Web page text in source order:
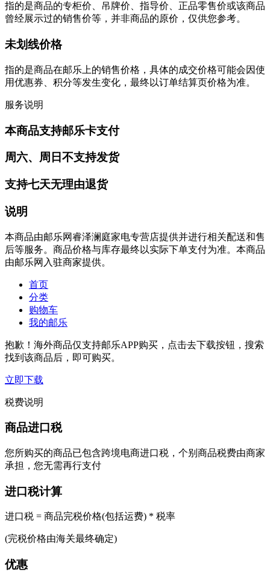
指的是商品的专柜价、吊牌价、指导价、正品零售价或该商品
曾经展示过的销售价等，并非商品的原价，仅供您参考。
未划线价格
指的是商品在邮乐上的销售价格，具体的成交价格可能会因使
用优惠券、积分等发生变化，最终以订单结算页价格为准。
服务说明
本商品支持邮乐卡支付
周六、周日不支持发货
支持七天无理由退货
说明
本商品由邮乐网睿泽澜庭家电专营店提供并进行相关配送和售
后等服务。商品价格与库存最终以实际下单支付为准。本商品
由邮乐网入驻商家提供。
首页
分类
购物车
我的邮乐
抱歉！海外商品仅支持邮乐APP购买，点击去下载按钮，搜索
找到该商品后，即可购买。
立即下载
税费说明
商品进口税
您所购买的商品已包含跨境电商进口税，个别商品税费由商家
承担，您无需再行支付
进口税计算
进口税 = 商品完税价格(包括运费) * 税率
(完税价格由海关最终确定)
优惠